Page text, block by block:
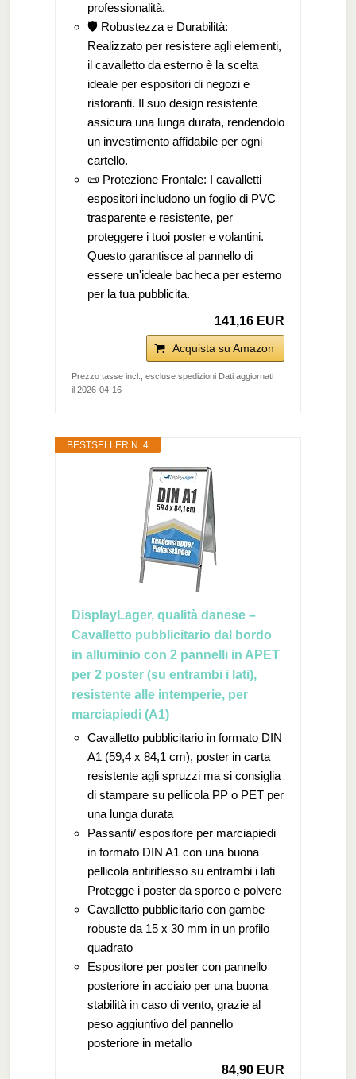
professionalità.
🛡️ Robustezza e Durabilità:
Realizzato per resistere agli elementi,
il cavalletto da esterno è la scelta
ideale per espositori di negozi e
ristoranti. Il suo design resistente
assicura una lunga durata, rendendolo
un investimento affidabile per ogni
cartello.
📜 Protezione Frontale: I cavalletti
espositori includono un foglio di PVC
trasparente e resistente, per
proteggere i tuoi poster e volantini.
Questo garantisce al pannello di
essere un'ideale bacheca per esterno
per la tua pubblicita.
141,16 EUR
Acquista su Amazon
Prezzo tasse incl., escluse spedizioni Dati aggiornati
il 2026-04-16
BESTSELLER N. 4
DisplayLager, qualità danese –
Cavalletto pubblicitario dal bordo
in alluminio con 2 pannelli in APET
per 2 poster (su entrambi i lati),
resistente alle intemperie, per
marciapiedi (A1)
Cavalletto pubblicitario in formato DIN
A1 (59,4 x 84,1 cm), poster in carta
resistente agli spruzzi ma si consiglia
di stampare su pellicola PP o PET per
una lunga durata
Passanti/ espositore per marciapiedi
in formato DIN A1 con una buona
pellicola antiriflesso su entrambi i lati
Protegge i poster da sporco e polvere
Cavalletto pubblicitario con gambe
robuste da 15 x 30 mm in un profilo
quadrato
Espositore per poster con pannello
posteriore in acciaio per una buona
stabilità in caso di vento, grazie al
peso aggiuntivo del pannello
posteriore in metallo
84,90 EUR